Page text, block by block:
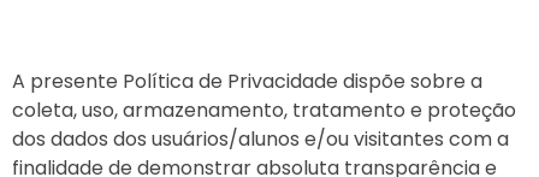
A presente Política de Privacidade dispõe sobre a
coleta, uso, armazenamento, tratamento e proteção
dos dados dos usuários/alunos e/ou visitantes com a
finalidade de demonstrar absoluta transparência e